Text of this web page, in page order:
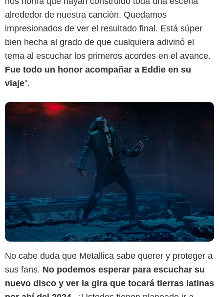
alrededor de nuestra canción. Quedamos
impresionados de ver el resultado final. Está súper
bien hecha al grado de que cualquiera adivinó el
tema al escuchar los primeros acordes en el avance.
Fue todo un honor acompañar a Eddie en su
viaje".
No cabe duda que Metallica sabe querer y proteger a
sus fans. No podemos esperar para escuchar su
nuevo disco y ver la gira que tocará tierras latinas